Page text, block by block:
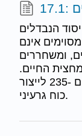
הנבדלים
אינם
ומשחררים
החיים.
ניתן לגרום לביקוע גרעיני של אורניום -235 לייצור
כוח גרעיני.